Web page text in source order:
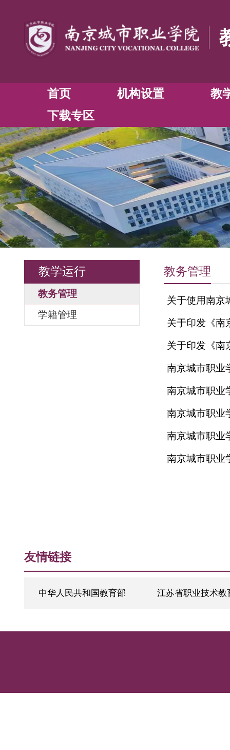
首页 机构设置
下载专区
教学运行
教务管理
关于使用
关于印发
关于印发
南京城市
南京城市
南京城市
南京城市
友情链接
中华人民共和国教育部 江苏省职业技